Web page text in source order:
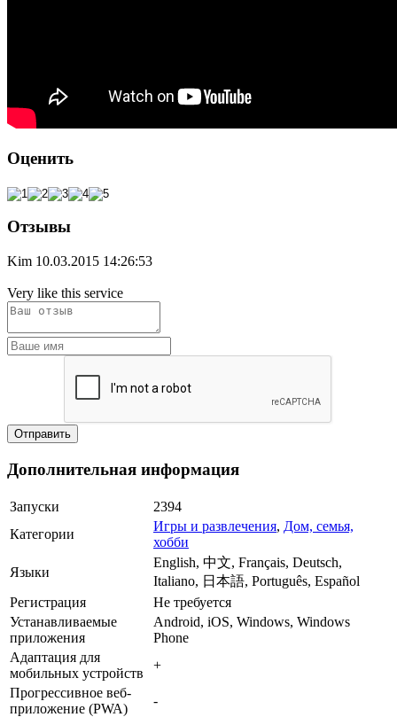
Оценить
Отзывы
Kim 10.03.2015 14:26:53
Very like this service
Дополнительная информация
Запуски
2394
Категории
Игры и развлечения, Дом, семья,
хобби
Языки
English, 中文, Français, Deutsch,
Italiano, 日本語, Português, Español
Регистрация
Не требуется
Устанавливаемые
приложения
Android, iOS, Windows, Windows
Phone
Адаптация для
мобильных устройств
+
Прогрессивное веб-
приложение (PWA)
-